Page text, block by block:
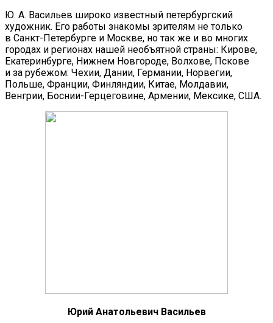
Ю. А. Васильев широко известный петербургский
художник. Его работы знакомы зрителям не только
в Санкт-Петербурге и Москве, но так же и во многих
городах и регионах нашей необъятной страны: Кирове,
Екатеринбурге, Нижнем Новгороде, Волхове, Пскове
и за рубежом: Чехии, Дании, Германии, Норвегии,
Польше, Франции, Финляндии, Китае, Молдавии,
Венгрии, Боснии-Герцеговине, Армении, Мексике, США.
Юрий Анатольевич Васильев